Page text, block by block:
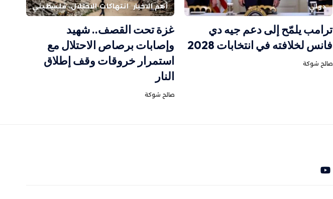
دولي
ترامب يلمّح إلى دعم جيه دي
فانس لخلافته في انتخابات 2028
صالح شوكة
أهم الاخبار انتهاكات الاحتلال فلسطيني
غزة تحت القصف.. شهيد
وإصابات برصاص الاحتلال مع
استمرار خروقات وقف إطلاق
النار
صالح شوكة